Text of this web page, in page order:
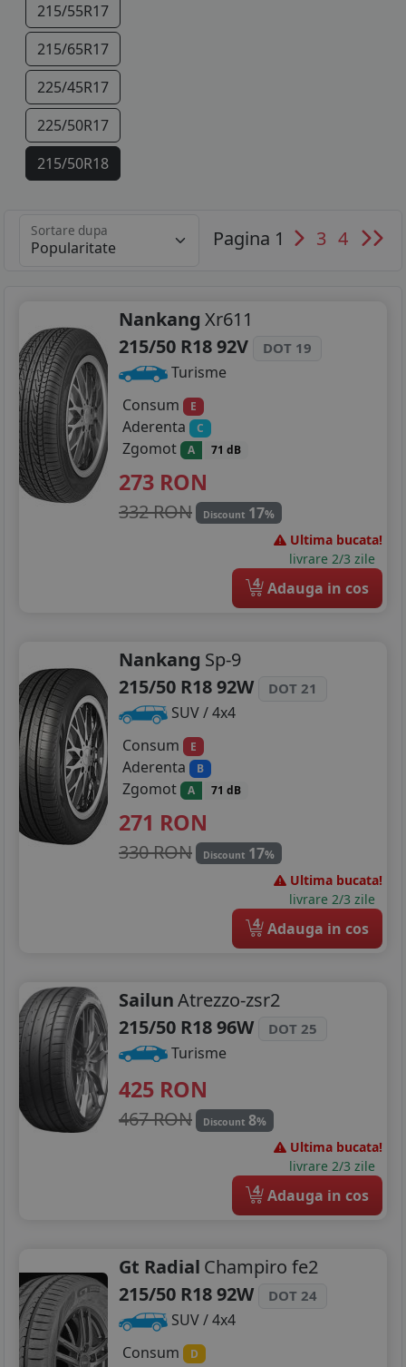
215/55R17
215/65R17
225/45R17
225/50R17
215/50R18
235/45R18
235/40R19
235/50R19
Sortare dupa Pagina 1 3 4
Nankang Xr611
215/50 R18 92V
DOT 19
Turisme
Consum
E
Aderenta C
Zgomot A 71 dB
273 RON
332 RON Discount 17%
Ultima bucata!
livrare 2/3 zile
4 Adauga in cos
Nankang Sp-9
215/50 R18 92W
DOT 21
SUV / 4x4
Consum
E
Aderenta B
Zgomot A 71 dB
271 RON
330 RON Discount 17%
Ultima bucata!
livrare 2/3 zile
4 Adauga in cos
SailunAtrezzo-zsr2
215/50 R18 96W
DOT 25
Turisme
425 RON
467 RON Discount 8%
Ultima bucata!
livrare 2/3 zile
4 Adauga in cos
Gt Radial Champiro fe2
215/50 R18 92W
DOT 24
SUV / 4x4
Consum
D